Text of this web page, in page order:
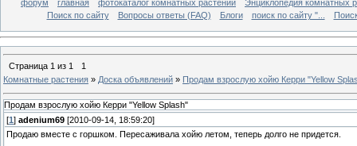
форум главная фотокаталог комнатных растений
Энциклопедия комнатных
Поиск по сайту
Вопросы ответы (FAQ) Блоги поиск по сайту "...
Страница 1 из 1
1
Комнатные растения » Доска объявлений » Продам взрослую хойю Керри "Yellow
Продам взрослую хойю Керри "Yellow Splash"
[1] adenium69 [2010-09-14, 18:59:20]
Продаю вместе с горшком. Пересаживала хойю летом, теперь долго не придется.